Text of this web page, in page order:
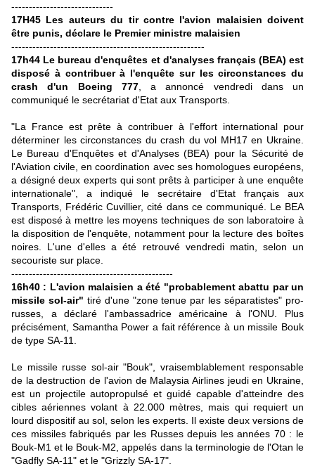
-----------------------------
17H45 Les auteurs du tir contre l'avion malaisien doivent
être punis, déclare le Premier ministre malaisien
-------------------------------------------------------
17h44 Le bureau d'enquêtes et d'analyses français (BEA) est
disposé à contribuer à l'enquête sur les circonstances du
crash d'un Boeing 777, a annoncé vendredi dans un
communiqué le secrétariat d'Etat aux Transports.
"La France est prête à contribuer à l'effort international pour
déterminer les circonstances du crash du vol MH17 en Ukraine.
Le Bureau d'Enquêtes et d'Analyses (BEA) pour la Sécurité de
l'Aviation civile, en coordination avec ses homologues européens,
a désigné deux experts qui sont prêts à participer à une enquête
internationale", a indiqué le secrétaire d'Etat français aux
Transports, Frédéric Cuvillier, cité dans ce communiqué. Le BEA
est disposé à mettre les moyens techniques de son laboratoire à
la disposition de l'enquête, notamment pour la lecture des boîtes
noires. L'une d'elles a été retrouvé vendredi matin, selon un
secouriste sur place.
----------------------------------------------
16h40 : L'avion malaisien a été "probablement abattu par un
missile sol-air" tiré d'une "zone tenue par les séparatistes" pro-
russes, a déclaré l'ambassadrice américaine à l'ONU. Plus
précisément, Samantha Power a fait référence à un missile Bouk
de type SA-11.
Le missile russe sol-air "Bouk", vraisemblablement responsable
de la destruction de l'avion de Malaysia Airlines jeudi en Ukraine,
est un projectile autopropulsé et guidé capable d'atteindre des
cibles aériennes volant à 22.000 mètres, mais qui requiert un
lourd dispositif au sol, selon les experts. Il existe deux versions de
ces missiles fabriqués par les Russes depuis les années 70 : le
Bouk-M1 et le Bouk-M2, appelés dans la terminologie de l'Otan le
"Gadfly SA-11" et le "Grizzly SA-17".